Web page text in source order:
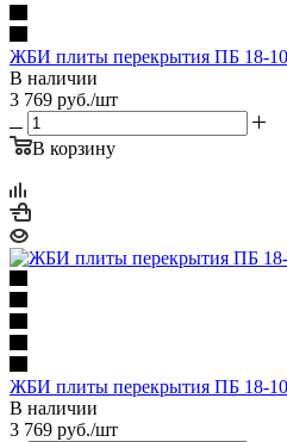
ЖБИ плиты перекрытия ПБ 18-
В наличии
3 769 руб./шт
В корзину
ЖБИ плиты перекрытия ПБ 18-
В наличии
3 769 руб./шт